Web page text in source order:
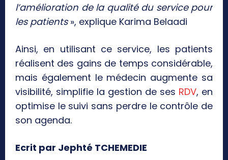
l’amélioration de la qualité du service pour
les patients», explique Karima Belaadi
Ainsi, en utilisant ce service, les patients
réalisent des gains de temps considérable,
mais également le médecin augmente sa
visibilité, simplifie la gestion de ses RDV, en
optimise le suivi sans perdre le contrôle de
son agenda.
Ecrit par Jephté TCHEMEDIE